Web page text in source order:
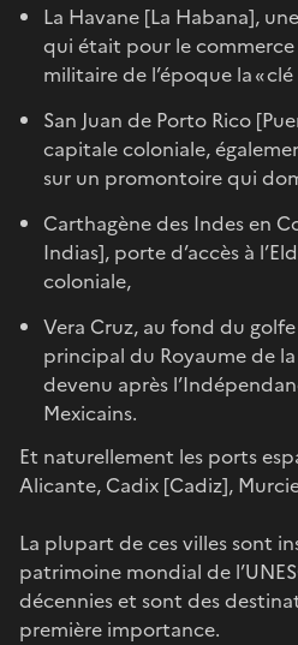
La Havane [La Habana],
qui était pour le
militaire de l’époque la «
San Juan de Porto Rico
capitale coloniale,
sur un promontoire qui
Carthagène des Indes en
Indias], porte d’accès à
coloniale,
Vera Cruz, au fond du
principal du Royaume de
devenu après
Mexicains.
Et naturellement les ports
Alicante, Cadix [Cadiz],
La plupart de ces villes sont
patrimoine mondial de
décennies et sont des
première importance.